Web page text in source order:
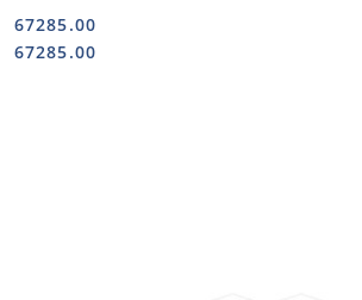
Cena:
67285.00
Cena:
67285.00